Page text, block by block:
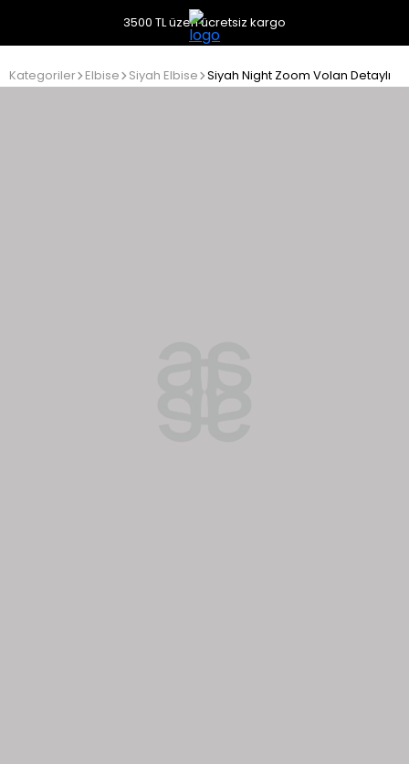
3500 TL üzeri ücretsiz kargo
Kategoriler Elbise Siyah Elbise Siyah Night Zoom Volan Detaylı